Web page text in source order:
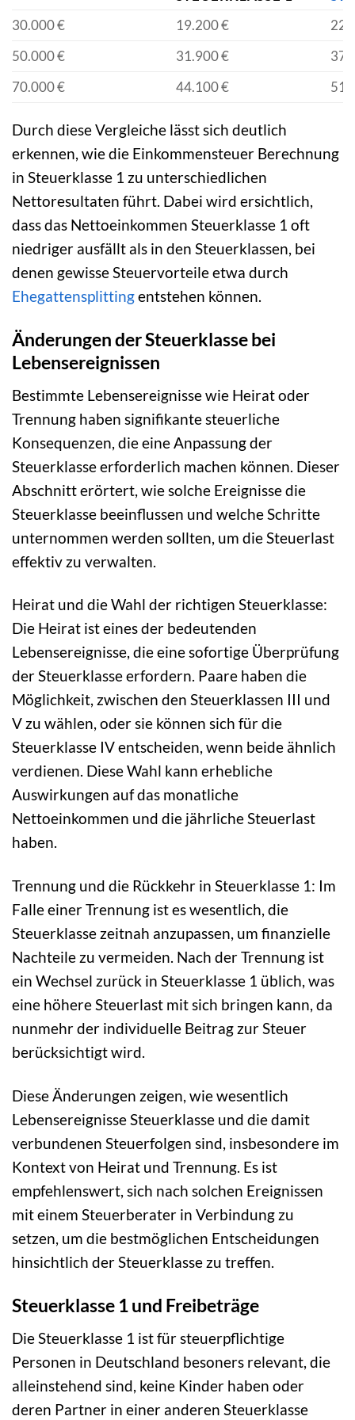
30.000 €
19.200 €
50.000 €
31.900 €
70.000 €
44.100 €
Durch diese Vergleiche lässt sich deutlich
erkennen, wie die Einkommensteuer Berechnung
in Steuerklasse 1 zu unterschiedlichen
Nettoresultaten führt. Dabei wird ersichtlich,
dass das Nettoeinkommen Steuerklasse 1 oft
niedriger ausfällt als in den Steuerklassen, bei
denen gewisse Steuervorteile etwa durch
Ehegattensplittingentstehen können.
Änderungen der Steuerklasse bei
Lebensereignissen
Bestimmte Lebensereignisse wie Heirat oder
Trennung haben signifikante steuerliche
Konsequenzen, die eine Anpassung der
Steuerklasse erforderlich machen können. Dieser
Abschnitt erörtert, wie solche Ereignisse die
Steuerklasse beeinflussen und welche Schritte
unternommen werden sollten, um die Steuerlast
effektiv zu verwalten.
Heirat und die Wahl der richtigen Steuerklasse:
Die Heirat ist eines der bedeutenden
Lebensereignisse, die eine sofortige Überprüfung
der Steuerklasse erfordern. Paare haben die
Möglichkeit, zwischen den Steuerklassen III und
V zu wählen, oder sie können sich für die
Steuerklasse IV entscheiden, wenn beide ähnlich
verdienen. Diese Wahl kann erhebliche
Auswirkungen auf das monatliche
Nettoeinkommen und die jährliche Steuerlast
haben.
Trennung und die Rückkehr in Steuerklasse 1: Im
Falle einer Trennung ist es wesentlich, die
Steuerklasse zeitnah anzupassen, um finanzielle
Nachteile zu vermeiden. Nach der Trennung ist
ein Wechsel zurück in Steuerklasse 1 üblich, was
eine höhere Steuerlast mit sich bringen kann, da
nunmehr der individuelle Beitrag zur Steuer
berücksichtigt wird.
Diese Änderungen zeigen, wie wesentlich
Lebensereignisse Steuerklasse und die damit
verbundenen Steuerfolgen sind, insbesondere im
Kontext von Heirat und Trennung. Es ist
empfehlenswert, sich nach solchen Ereignissen
mit einem Steuerberater in Verbindung zu
setzen, um die bestmöglichen Entscheidungen
hinsichtlich der Steuerklasse zu treffen.
Steuerklasse 1 und Freibeträge
Die Steuerklasse 1 ist für steuerpflichtige
Personen in Deutschland besoners relevant, die
alleinstehend sind, keine Kinder haben oder
deren Partner in einer anderen Steuerklasse